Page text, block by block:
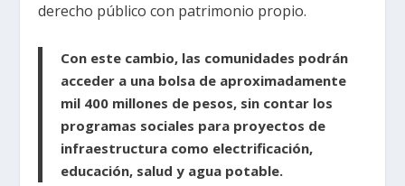
derecho público con patrimonio propio.
Con este cambio, las comunidades podrán
acceder a una bolsa de aproximadamente
mil 400 millones de pesos, sin contar los
programas sociales para proyectos de
infraestructura como electrificación,
educación, salud y agua potable.